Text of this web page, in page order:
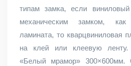
типам замка, если
механическим замком, как
ламината, то кварцвиниловая
на клей или клеевую ленту.
«Белый мрамор» 300×600мм.